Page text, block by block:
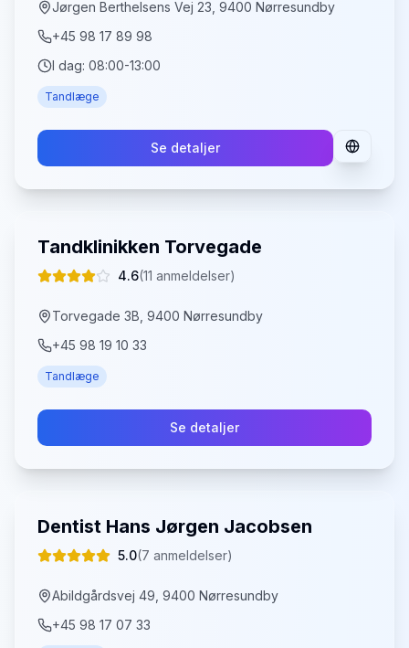
Jørgen Berthelsens Vej 23, 9400 Nørresundby
+45 98 17 89 98
I dag: 08:00-13:00
Tandlæge
Se detaljer
Tandklinikken Torvegade
4.6(11 anmeldelser)
Torvegade 3B, 9400 Nørresundby
+45 98 19 10 33
Tandlæge
Se detaljer
Dentist Hans Jørgen Jacobsen
5.0(7 anmeldelser)
Abildgårdsvej 49, 9400 Nørresundby
+45 98 17 07 33